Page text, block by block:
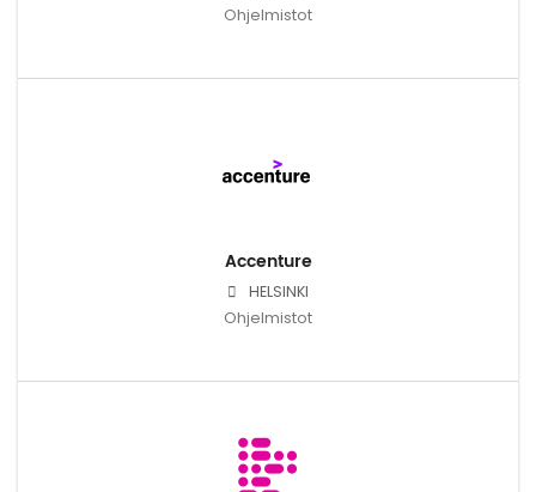
Ohjelmistot
Accenture
HELSINKI
Ohjelmistot